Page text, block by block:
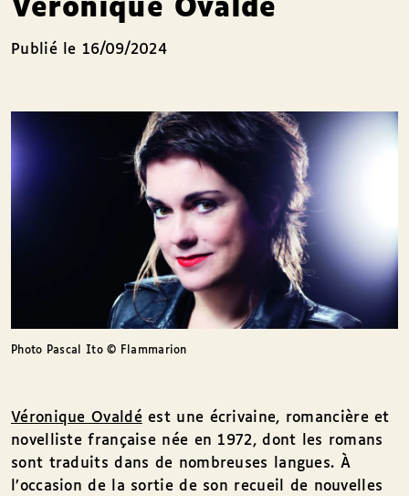
Véronique Ovaldé
Publié le 16/09/2024
Photo Pascal Ito © Flammarion
Véronique Ovaldéest une écrivaine, romancière et
novelliste française née en 1972, dont les romans
sont traduits dans de nombreuses langues. À
l’occasion de la sortie de son recueil de nouvelles